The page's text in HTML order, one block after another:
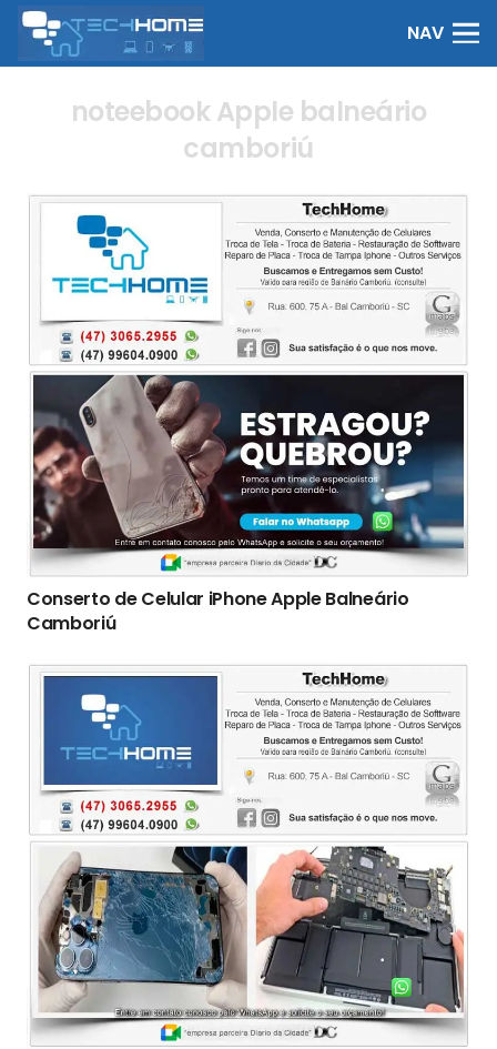
NAV
noteebook Apple balneário
camboriú
Conserto de Celular iPhone Apple Balneário
Camboriú